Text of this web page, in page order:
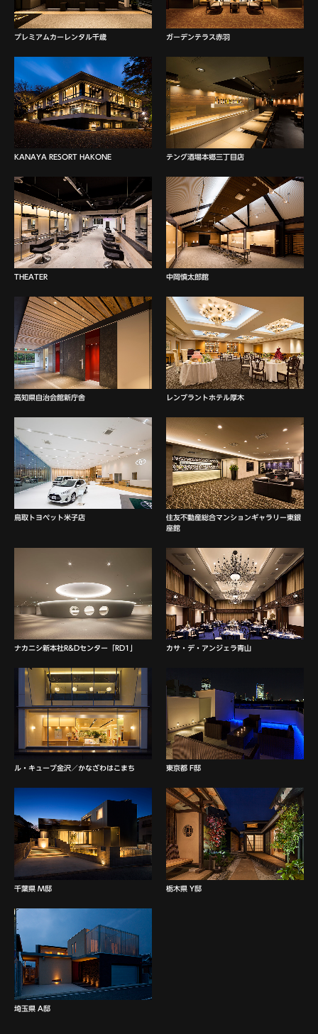
プレミアムカーレンタル千歳 ガーデンテラス赤羽
KANAYA RESORT HAKONE テング酒場本郷三丁目店
THEATER 中岡慎太郎館
高知県自治会館新庁舎 レンブラントホテル厚木
鳥取トヨペット米子店
住友不動産総合マンションギャラリー東銀
座館
ナカニシ新本社R&Dセンター「RD1」 カサ・デ・アンジェラ青山
ル・キューブ金沢／かなざわはこまち 東京都 F邸
千葉県 M邸 栃木県 Y邸
埼玉県 A邸